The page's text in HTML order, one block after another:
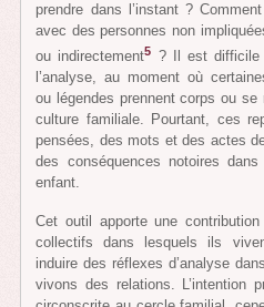
prendre dans l’instant ?
avec des personnes non
ou indirectement5 ? Il est difficile
l’analyse, au moment où
ou légendes prennent corps ou se
culture familiale. Pourtant, ces
pensées, des mots et des actes
des conséquences notoires
enfant.
Cet outil apporte une
collectifs dans lesquels ils
induire des réflexes d’analyse
vivons des relations. L’intention